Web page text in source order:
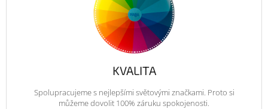
KVALITA
Spolupracujeme s nejlepšími světovými značkami. Proto si
můžeme dovolit 100% záruku spokojenosti.